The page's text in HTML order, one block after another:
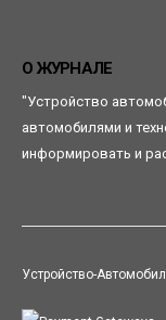
О ЖУРНАЛЕ
"Устройство
автомобилями и
информировать и
Устройство-